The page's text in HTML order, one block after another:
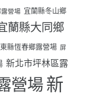
營場 宜蘭縣冬山鄉
蘭縣大同鄉
縣恆春鄉露營場 屏
新北市坪林區露
營場新